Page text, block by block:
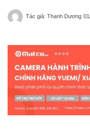
Tác giả: Thanh Dương